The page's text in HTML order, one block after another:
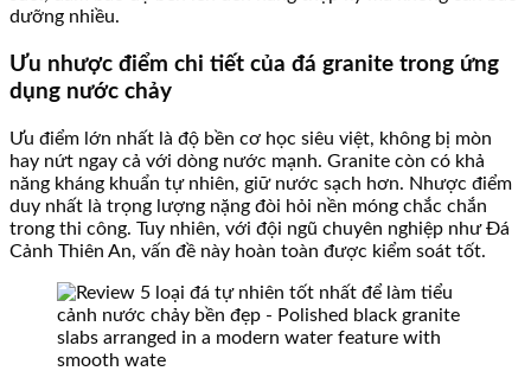
dưỡng nhiều.
Ưu nhược điểm chi tiết của đá granite trong ứng
dụng nước chảy
Ưu điểm lớn nhất là độ bền cơ học siêu việt, không bị mòn
hay nứt ngay cả với dòng nước mạnh. Granite còn có khả
năng kháng khuẩn tự nhiên, giữ nước sạch hơn. Nhược điểm
duy nhất là trọng lượng nặng đòi hỏi nền móng chắc chắn
trong thi công. Tuy nhiên, với đội ngũ chuyên nghiệp như Đá
Cảnh Thiên An, vấn đề này hoàn toàn được kiểm soát tốt.